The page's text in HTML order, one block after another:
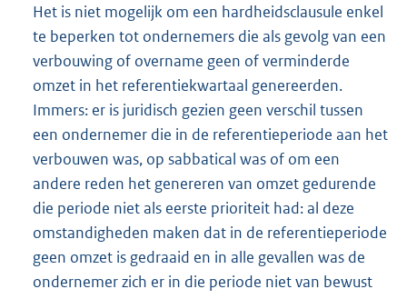
Het is niet mogelijk om een hardheidsclausule enkel
te beperken tot ondernemers die als gevolg van een
verbouwing of overname geen of verminderde
omzet in het referentiekwartaal genereerden.
Immers: er is juridisch gezien geen verschil tussen
een ondernemer die in de referentieperiode aan het
verbouwen was, op sabbatical was of om een
andere reden het genereren van omzet gedurende
die periode niet als eerste prioriteit had: al deze
omstandigheden maken dat in de referentieperiode
geen omzet is gedraaid en in alle gevallen was de
ondernemer zich er in die periode niet van bewust